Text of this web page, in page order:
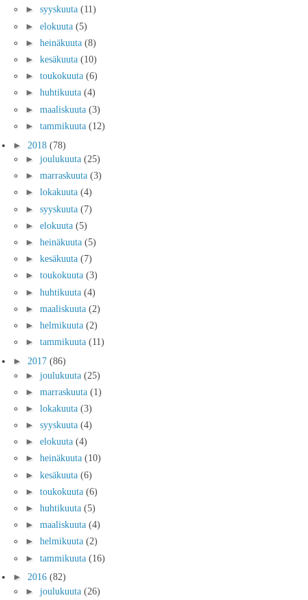
► syyskuuta (11)
► elokuuta (5)
► heinäkuuta (8)
► kesäkuuta (10)
► toukokuuta (6)
► huhtikuuta (4)
► maaliskuuta (3)
► tammikuuta (12)
► 2018 (78)
► joulukuuta (25)
► marraskuuta (3)
► lokakuuta (4)
► syyskuuta (7)
► elokuuta (5)
► heinäkuuta (5)
► kesäkuuta (7)
► toukokuuta (3)
► huhtikuuta (4)
► maaliskuuta (2)
► helmikuuta (2)
► tammikuuta (11)
► 2017 (86)
► joulukuuta (25)
► marraskuuta (1)
► lokakuuta (3)
► syyskuuta (4)
► elokuuta (4)
► heinäkuuta (10)
► kesäkuuta (6)
► toukokuuta (6)
► huhtikuuta (5)
► maaliskuuta (4)
► helmikuuta (2)
► tammikuuta (16)
► 2016 (82)
► joulukuuta (26)